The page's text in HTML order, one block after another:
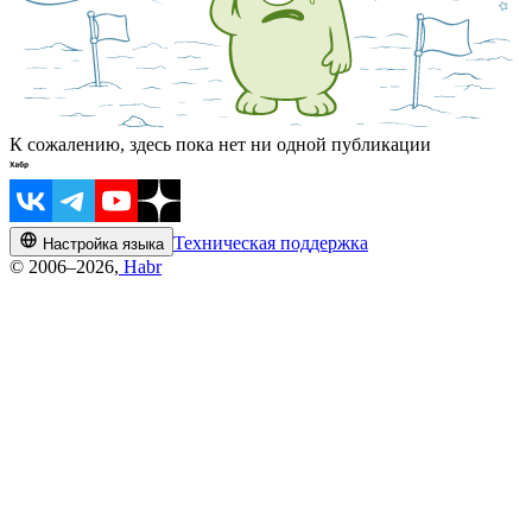
К сожалению, здесь пока нет ни одной публикации
Настройка языка Техническая поддержка
© 2006–2026, Habr